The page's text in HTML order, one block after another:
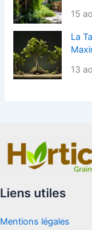
15
La
13
Liens utiles
Mentions légales